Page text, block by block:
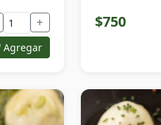
+
Agregar
$750